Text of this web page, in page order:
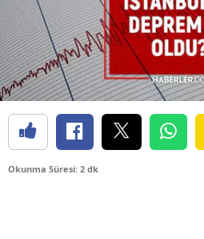
Okunma Süresi: 2 dk